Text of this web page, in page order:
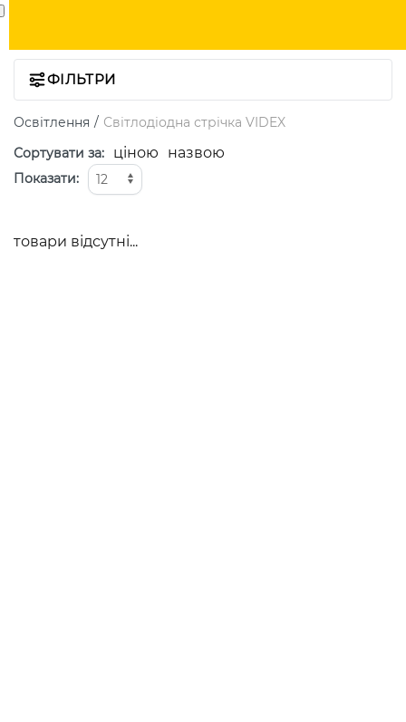
ФІЛЬТРИ
Освітлення
Світлодіодна стрічка VIDEX
Сортувати за: ціною назвою
Показати:
товари відсутні...